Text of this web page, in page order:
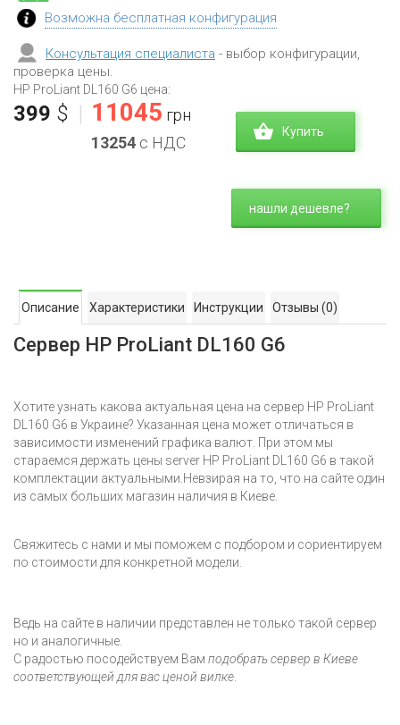
Возможна бесплатная конфигурация
Консультация специалиста - выбор конфигурации,
проверка цены.
HP ProLiant DL160 G6 цена:
399 $ | 11045 грн
13254 с НДС
Купить
нашли дешевле?
Описание Характеристики Инструкции Отзывы (0)
Сервер HP ProLiant DL160 G6
Хотите узнать какова актуальная цена на сервер HP ProLiant
DL160 G6 в Украине? Указанная цена может отличаться в
зависимости изменений графика валют. При этом мы
стараемся держать цены server HP ProLiant DL160 G6 в такой
комплектации актуальными.Невзирая на то, что на сайте один
из самых больших магазин наличия в Киеве.
Свяжитесь с нами и мы поможем с подбором и сориентируем
по стоимости для конкретной модели.
Ведь на сайте в наличии представлен не только такой сервер
но и аналогичные.
С радостью посодействуем Вам подобрать сервер в Киеве
соответствующей для вас ценой вилке